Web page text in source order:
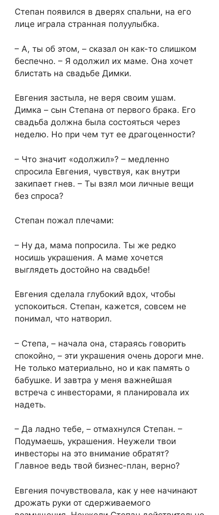
Степан появился в дверях спальни, на его
лице играла странная полуулыбка.
– А, ты об этом, – сказал он как-то слишком
беспечно. – Я одолжил их маме. Она хочет
блистать на свадьбе Димки.
Евгения застыла, не веря своим ушам.
Димка – сын Степана от первого брака. Его
свадьба должна была состояться через
неделю. Но при чем тут ее драгоценности?
– Что значит «одолжил»? – медленно
спросила Евгения, чувствуя, как внутри
закипает гнев. – Ты взял мои личные вещи
без спроса?
Степан пожал плечами:
– Ну да, мама попросила. Ты же редко
носишь украшения. А маме хочется
выглядеть достойно на свадьбе!
Евгения сделала глубокий вдох, чтобы
успокоиться. Степан, кажется, совсем не
понимал, что натворил.
– Степа, – начала она, стараясь говорить
спокойно, – эти украшения очень дороги мне.
Не только материально, но и как память о
бабушке. И завтра у меня важнейшая
встреча с инвесторами, я планировала их
надеть.
– Да ладно тебе, – отмахнулся Степан. –
Подумаешь, украшения. Неужели твои
инвесторы на это внимание обратят?
Главное ведь твой бизнес-план, верно?
Евгения почувствовала, как у нее начинают
дрожать руки от сдерживаемого